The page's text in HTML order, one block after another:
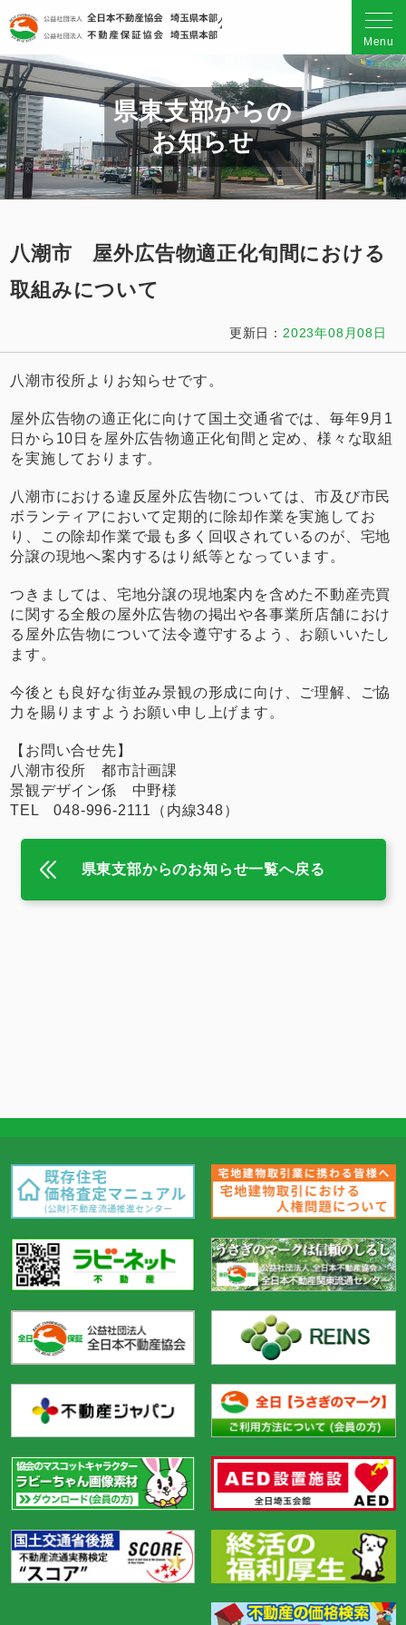
公益社団法人 全日本不動
Menu
県東支部からの
お知らせ
八潮市 屋外広告物適正化旬間における
取組みについて
更新日： 2023年08月08日
八潮市役所よりお知らせです。
屋外広告物の適正化に向けて国土交通省では、毎年9月1
日から10日を屋外広告物適正化旬間と定め、様々な取組
を実施しております。
八潮市における違反屋外広告物については、市及び市民
ボランティアにおいて定期的に除却作業を実施してお
り、この除却作業で最も多く回収されているのが、宅地
分譲の現地へ案内するはり紙等となっています。
つきましては、宅地分譲の現地案内を含めた不動産売買
に関する全般の屋外広告物の掲出や各事業所店舗におけ
る屋外広告物について法令遵守するよう、お願いいたし
ます。
今後とも良好な街並み景観の形成に向け、ご理解、ご協
力を賜りますようお願い申し上げます。
【お問い合せ先】
八潮市役所 都市計画課
景観デザイン係 中野様
TEL 048-996-2111（内線348）
県東支部からのお知らせ一覧へ戻る